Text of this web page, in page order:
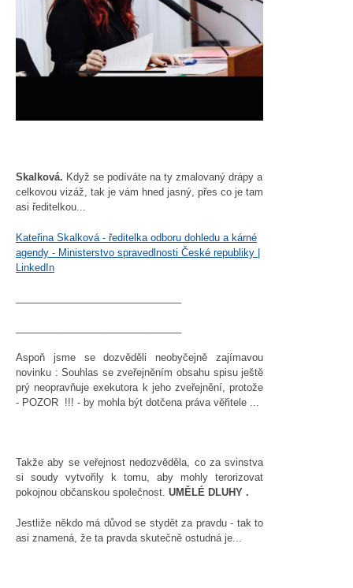
Skalková. Když se podíváte na ty zmalovaný drápy a
celkovou vizáž, tak je vám hned jasný, přes co je tam
asi ředitelkou...
Kateřina Skalková - ředitelka odboru dohledu a kárné
agendy - Ministerstvo spravedlnosti České republiky |
LinkedIn
Aspoň jsme se dozvěděli neobyčejně zajímavou
novinku : Souhlas se zveřejněním obsahu spisu ještě
prý neopravňuje exekutora k jeho zveřejnění, protože
- POZOR !!! - by mohla být dotčena práva věřitele ...
Takže aby se veřejnost nedozvěděla, co za svinstva
si soudy vytvořily k tomu, aby mohly terorizovat
pokojnou občanskou společnost. UMĚLÉ DLUHY .
Jestliže někdo má důvod se stydět za pravdu - tak to
asi znamená, že ta pravda skutečně ostudná je...